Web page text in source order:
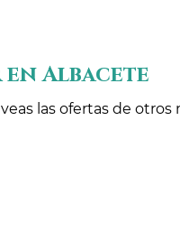
Albacete
las ofertas de